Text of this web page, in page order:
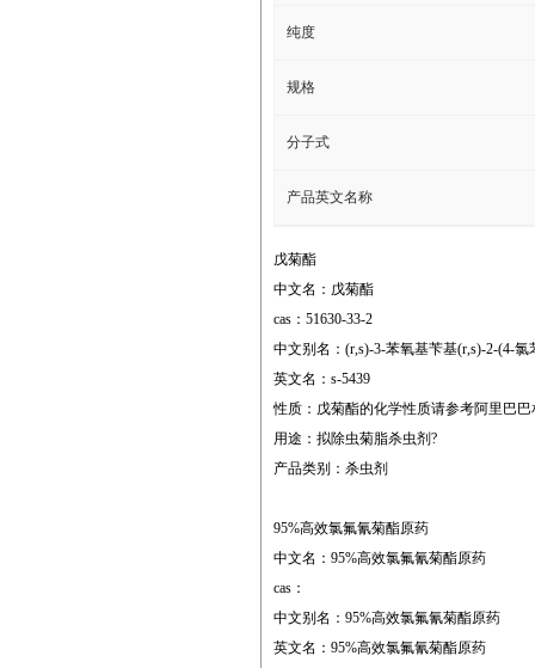
纯度
规格
分子式
产品英文名称
戊菊酯
中文名：戊菊酯
cas：51630-33-2
中文别名：(r,s)-3-苯氧基苄基(r,s)-2-(4-
英文名：s-5439
性质：戊菊酯的化学性质请参考阿里巴巴
用途：拟除虫菊脂杀虫剂?
产品类别：杀虫剂
95%高效氯氟氰菊酯原药
中文名：95%高效氯氟氰菊酯原药
cas：
中文别名：95%高效氯氟氰菊酯原药
英文名：95%高效氯氟氰菊酯原药